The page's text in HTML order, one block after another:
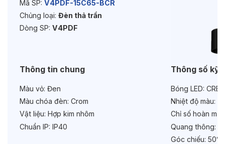
Tuổi thọ: >30000h
Mã SP: V4PDF-15C65-BCR
Chủng loại: Đèn thả trần
Dòng SP: V4PDF
Thông tin chung
Màu vỏ: Đen
Màu chóa đèn: Crom
Vật liệu: Hợp kim nhôm
Chuẩn IP: IP40
Thông số kỹ
Bóng LED:
Nhiệt độ màu:
Chỉ số hoàn
Quang thông:
Góc chiếu: 50°